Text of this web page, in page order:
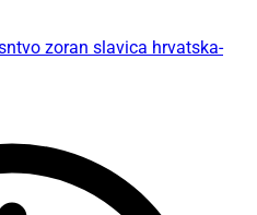
zoran slavica hrvatska-